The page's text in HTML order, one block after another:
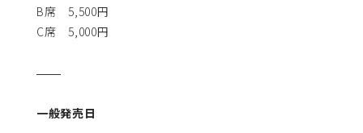
B席 5,500円
C席 5,000円
一般発売日